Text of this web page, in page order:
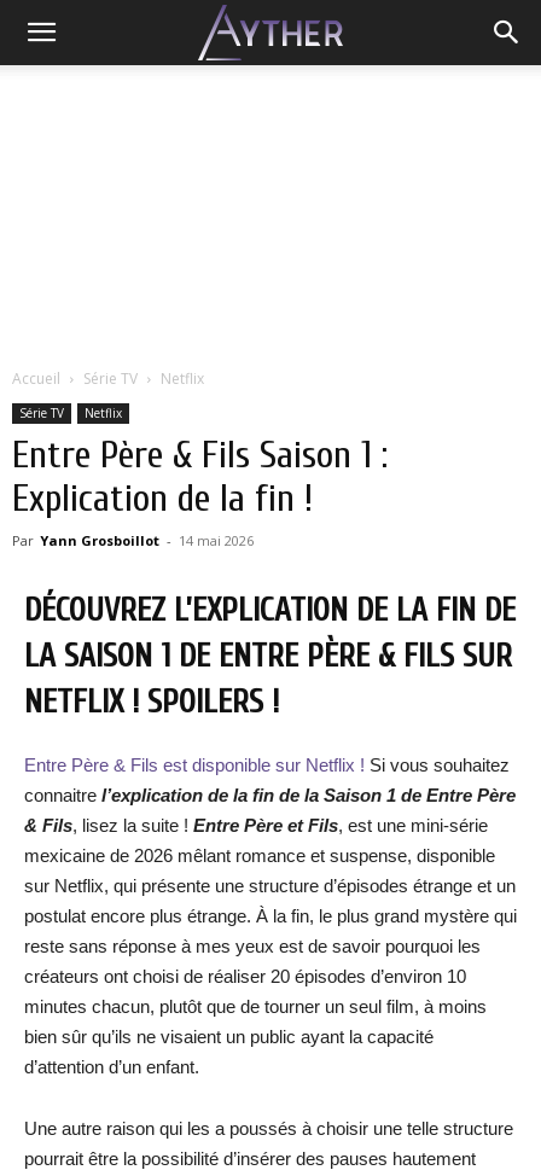
Accueil Série TV Netflix
Série TV Netflix
Entre Père & Fils Saison 1 :
Explication de la fin !
Par Yann Grosboillot - 14 mai 2026
DÉCOUVREZ L’EXPLICATION DE LA FIN DE
LA SAISON 1 DE ENTRE PÈRE & FILS SUR
NETFLIX ! SPOILERS !
Entre Père & Fils est disponible sur Netflix ! Si vous souhaitez
connaitre l’explication de la fin de la Saison 1 de Entre Père
& Fils, lisez la suite ! Entre Père et Fils, est une mini-série
mexicaine de 2026 mêlant romance et suspense, disponible
sur Netflix, qui présente une structure d’épisodes étrange et un
postulat encore plus étrange. À la fin, le plus grand mystère qui
reste sans réponse à mes yeux est de savoir pourquoi les
créateurs ont choisi de réaliser 20 épisodes d’environ 10
minutes chacun, plutôt que de tourner un seul film, à moins
bien sûr qu’ils ne visaient un public ayant la capacité
d’attention d’un enfant.
Une autre raison qui les a poussés à choisir une telle structure
pourrait être la possibilité d’insérer des pauses hautement